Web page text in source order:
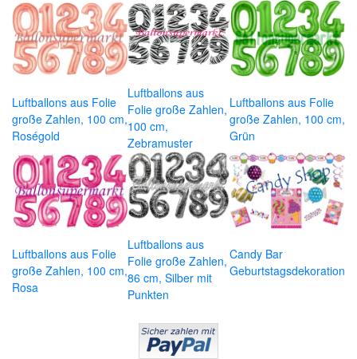
Luftballons aus Folie
große Zahlen, 100 cm,
Roségold
Luftballons aus
Folie große Zahlen,
100 cm,
Zebramuster
Luftballons aus Folie
große Zahlen, 100 cm,
Grün
Luftballons aus Folie
große Zahlen, 100 cm,
Rosa
Luftballons aus
Folie große Zahlen,
86 cm, Silber mit
Punkten
Candy Bar
Geburtstagsdekoration